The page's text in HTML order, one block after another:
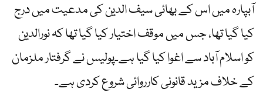
آبپارہ میں اس کے بھائی سیف الدین کی مدعیت میں درج
کیا گیا تھا، جس میں موقف اختیار کیا گیا تھا کہ نورالدین
کو اسلام آباد سے اغوا کیا گیا ہے۔پولیس نے گرفتار ملزمان
کے خلاف مزید قانونی کارروائی شروع کردی ہے۔